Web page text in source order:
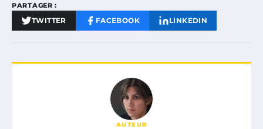
PARTAGER :
TWITTER FACEBOOK LINKEDIN
AUTEUR